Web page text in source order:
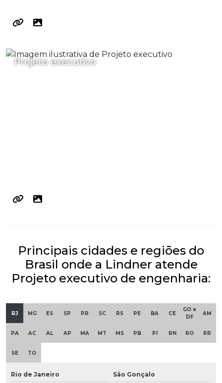
Projeto executivo
Principais cidades e regiões do
Brasil onde a Lindner atende
Projeto executivo de engenharia:
RJ MG ES SP PR SC RS PE BA CE
GO e
DF
AM
PA AC AL AP MA MT MS PB PI RN RO RR
SE TO
Rio de Janeiro São Gonçalo